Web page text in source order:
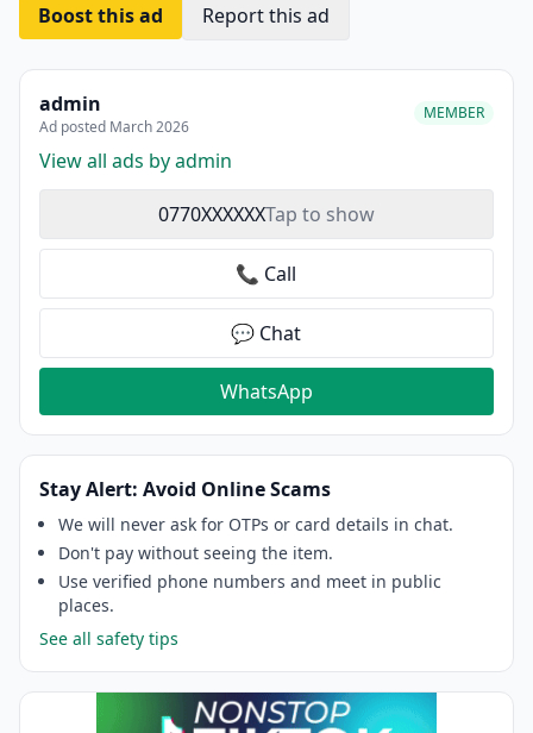
Boost this ad Report this ad
admin
Ad posted March 2026
MEMBER
View all ads by admin
0770XXXXXXTap to show
📞 Call
💬 Chat
WhatsApp
Stay Alert: Avoid Online Scams
We will never ask for OTPs or card details in chat.
Don't pay without seeing the item.
Use verified phone numbers and meet in public
places.
See all safety tips